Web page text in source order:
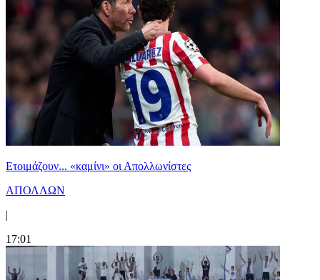
Ετοιμάζουν... «καμίνι» οι Απολλωνίστες
ΑΠΟΛΛΩΝ
|
17:01